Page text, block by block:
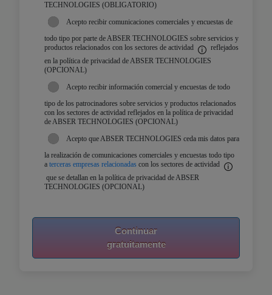
TECHNOLOGIES (OBLIGATORIO)
Acepto recibir comunicaciones comerciales y encuestas de
todo tipo por parte de ABSER TECHNOLOGIES sobre servicios y
productos relacionados con los sectores de actividad
reflejados
en la política de privacidad de ABSER TECHNOLOGIES
(OPCIONAL)
Acepto recibir información comercial y encuestas de todo
tipo de los patrocinadores sobre servicios y productos relacionados
con los sectores de actividad reflejados en la política de privacidad
de ABSER TECHNOLOGIES (OPCIONAL)
Acepto que ABSER TECHNOLOGIES ceda mis datos para
la realización de comunicaciones comerciales y encuestas todo tipo
a terceras empresas relacionadas con los sectores de actividad
que se detallan en la política de privacidad de ABSER
TECHNOLOGIES (OPCIONAL)
Continuar
gratuitamente